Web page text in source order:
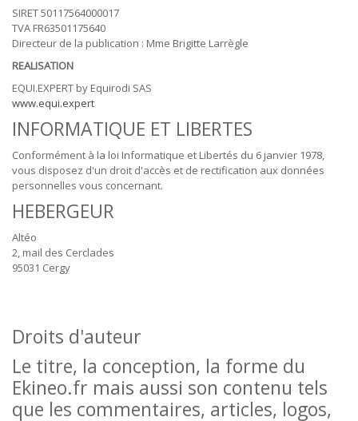
SIRET 50117564000017
TVA FR63501175640
Directeur de la publication : Mme Brigitte Larrègle
REALISATION
EQUI.EXPERT by Equirodi SAS
www.equi.expert
INFORMATIQUE ET LIBERTES
Conformément à la loi Informatique et Libertés du 6 janvier 1978,
vous disposez d'un droit d'accès et de rectification aux données
personnelles vous concernant.
HEBERGEUR
Altéo
2, mail des Cerclades
95031 Cergy
Droits d'auteur
Le titre, la conception, la forme du
Ekineo.fr mais aussi son contenu tels
que les commentaires, articles, logos,